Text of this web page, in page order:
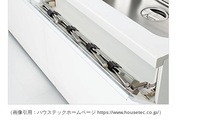
（画像引用：ハウステックホームページ https://www.housetec.co.jp/）